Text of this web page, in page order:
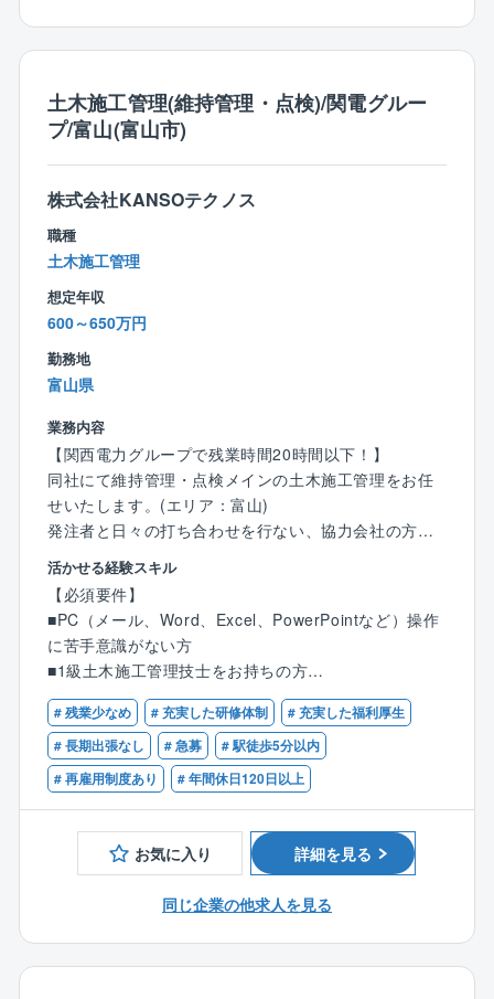
けて、これまでに蓄積した独自の専門技術とノウハウ
を広げ、あらゆる課題に対し的確なソリューションを
提供することを掲げています。
【同社の魅力】
■スーパーフレックス制度
フレックス制度は、あらかじめ決められた総労働時間
の範囲で、社員自らが１日の出社・退社時刻や労働時
間を自由に決めることができる制度です。
同社は、コアタイム(就業が義務化されている時間)のな
いスーパーフレックス制度を採用しており、より柔軟
で働きやすい環境を整えています。
業務内容によっては、出社不要で自宅から在宅勤務が
可能です。情報通信機器の貸し出しを行うなど、ネッ
トワーク環境も整備しています。
■ビジネスカジュアル
く、カジュアルな服装での勤務が可能です。
ポロシャツやジーンズ、スニーカーなどもOKです！
■安定した受注
発注元の8割は、親会社関西電力です。
■残業少な目
個人差もございますが、平均月20時間ほどです。
土木施工管理(維持管理・点検)/関電グルー
プ/富山(富山市)
株式会社KANSOテクノス
職種
土木施工管理
想定年収
600～650万円
勤務地
富山県
業務内容
【関西電力グループで残業時間20時間以下！】
同社にて維持管理・点検メインの土木施工管理をお任
せいたします。(エリア：富山)
発注者と日々の打ち合わせを行ない、協力会社の方々
と調整しながら工事を進めていきます。
案件にもよりますが、内勤も半分ほどあり、働きやす
い環境です。
■土木工事の施工管理
*安全管理（作業者が危険な行動をしていないか）
*品質管理（設計と相違はないか）
*工程管理（工事が予定通りに進んでいるか）
案件内容：発電関連
関西電力が保持する発電所のメンテナンスがメインと
なります。
調査診断もお任せいたします。
試験を行なっています。
活かせる経験スキル
【必須要件】
■PC（メール、Word、Excel、PowerPointなど）操作
に苦手意識がない方
■1級土木施工管理技士をお持ちの方
以下いずれかの要件を満たす方
■土木建築学部、又は工業高校を卒業されている方
■土木施工管理業務経験をお持ちの方
# 残業少なめ # 充実した研修体制
# 充実した福利厚生
# 長期出張なし
# 急募
# 駅徒歩5分以内
# 再雇用制度あり
# 年間休日120日以上
お気に入り 詳細を見る
同じ企業の他求人を見る